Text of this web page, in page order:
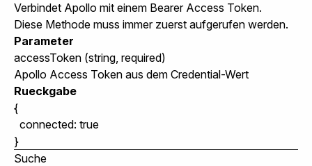
Verbindet Apollo mit einem Bearer Access Token.
Diese Methode muss immer zuerst aufgerufen werden.
Parameter
accessToken (string, required)
Apollo Access Token aus dem Credential-Wert
Rueckgabe
{
  connected: true
Suche